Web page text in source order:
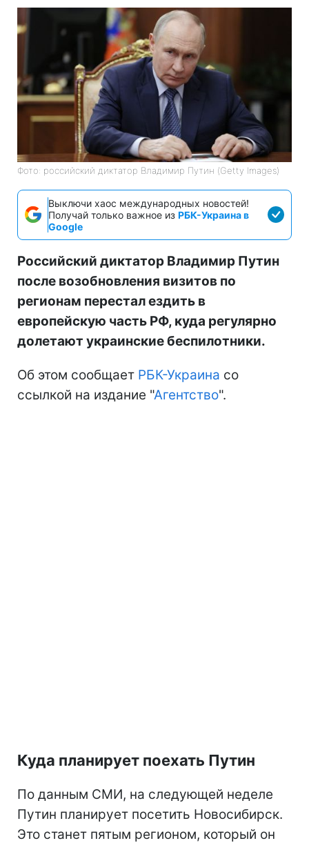
Фото: российский диктатор Владимир Путин (Getty Images)
Выключи хаос международных новостей!
Получай только важное из РБК-Украина в
Google
Российский диктатор Владимир Путин
после возобновления визитов по
регионам перестал ездить в
европейскую часть РФ, куда регулярно
долетают украинские беспилотники.
Об этом сообщает РБК-Украина со
ссылкой на издание "Агентство".
Куда планирует поехать Путин
По данным СМИ, на следующей неделе
Путин планирует посетить Новосибирск.
Это станет пятым регионом, который он